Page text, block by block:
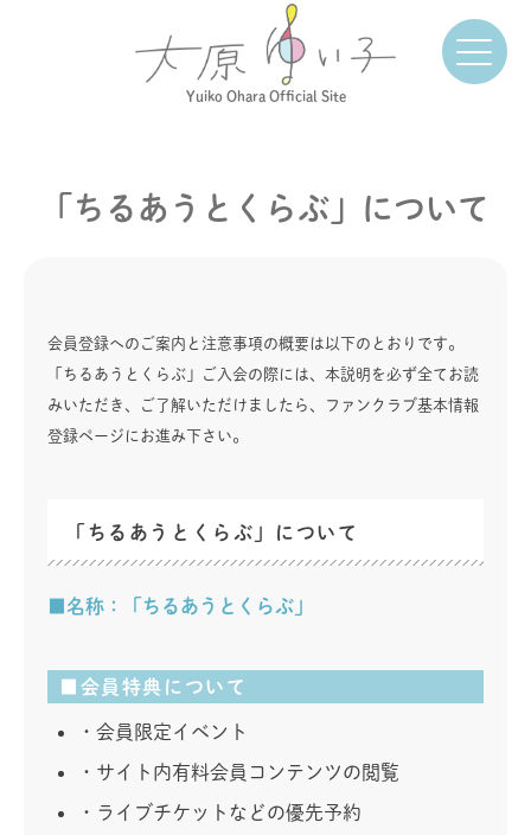
Yuiko Ohara Official Site
「ちるあうとくらぶ」について
会員登録へのご案内と注意事項の概要は以下のとおりです。
「ちるあうとくらぶ」ご入会の際には、本説明を必ず全てお読
みいただき、ご了解いただけましたら、ファンクラブ基本情報
登録ページにお進み下さい。
「ちるあうとくらぶ」について
■名称：「ちるあうとくらぶ」
■会員特典について
・会員限定イベント
・サイト内有料会員コンテンツの閲覧
・ライブチケットなどの優先予約